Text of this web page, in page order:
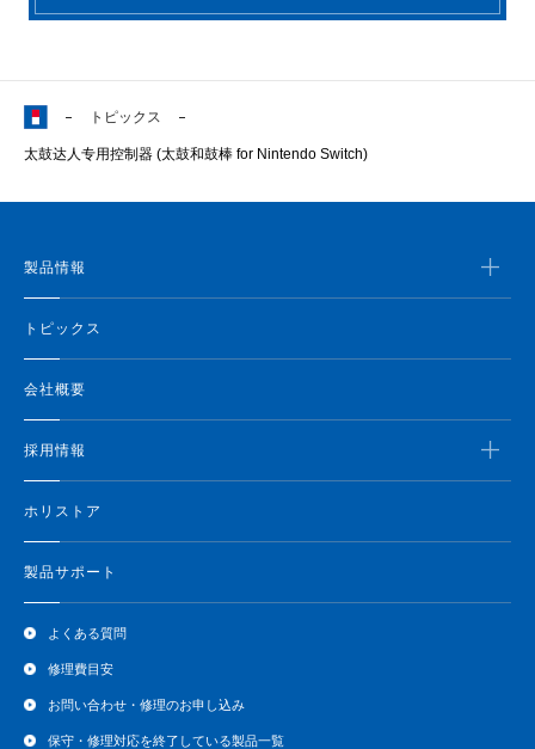
トピックス
太鼓达人专用控制器 (太鼓和鼓棒 for Nintendo Switch)
製品情報
トピックス
会社概要
採用情報
ホリストア
製品サポート
よくある質問
修理費目安
お問い合わせ・修理のお申し込み
保守・修理対応を終了している製品一覧